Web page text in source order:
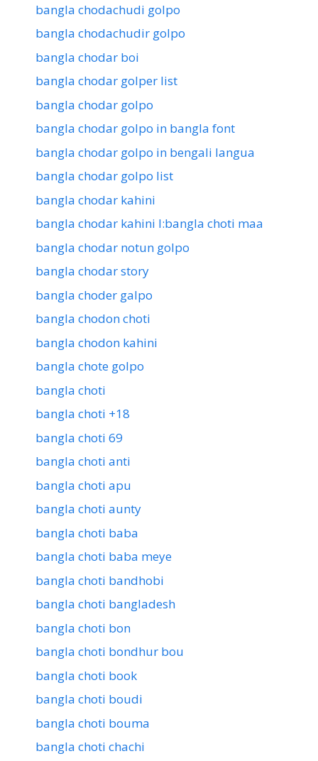
bangla chodachudi golpo
bangla chodachudir golpo
bangla chodar boi
bangla chodar golper list
bangla chodar golpo
bangla chodar golpo in bangla font
bangla chodar golpo in bengali langua
bangla chodar golpo list
bangla chodar kahini
bangla chodar kahini l:bangla choti maa
bangla chodar notun golpo
bangla chodar story
bangla choder galpo
bangla chodon choti
bangla chodon kahini
bangla chote golpo
bangla choti
bangla choti +18
bangla choti 69
bangla choti anti
bangla choti apu
bangla choti aunty
bangla choti baba
bangla choti baba meye
bangla choti bandhobi
bangla choti bangladesh
bangla choti bon
bangla choti bondhur bou
bangla choti book
bangla choti boudi
bangla choti bouma
bangla choti chachi